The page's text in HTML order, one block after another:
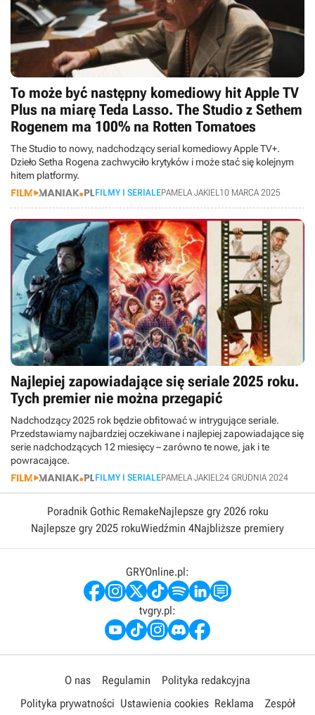
To może być następny komediowy hit Apple TV
Plus na miarę Teda Lasso. The Studio z Sethem
Rogenem ma 100% na Rotten Tomatoes
The Studio to nowy, nadchodzący serial komediowy Apple TV+.
Dzieło Setha Rogena zachwyciło krytyków i może stać się kolejnym
hitem platformy.
FILMY I SERIALEPAMELA JAKIEL10 MARCA 2025
Najlepiej zapowiadające się seriale 2025 roku.
Tych premier nie można przegapić
Nadchodzący 2025 rok będzie obfitować w intrygujące seriale.
Przedstawiamy najbardziej oczekiwane i najlepiej zapowiadające się
serie nadchodzących 12 miesięcy – zarówno te nowe, jak i te
powracające.
FILMY I SERIALEPAMELA JAKIEL24 GRUDNIA 2024
Poradnik Gothic RemakeNajlepsze gry 2026 roku
Najlepsze gry 2025 rokuWiedźmin 4Najbliższe premiery
GRYOnline.pl:
tvgry.pl:
O nas Regulamin
Polityka redakcyjna
Polityka prywatności Ustawienia cookies Reklama Zespół